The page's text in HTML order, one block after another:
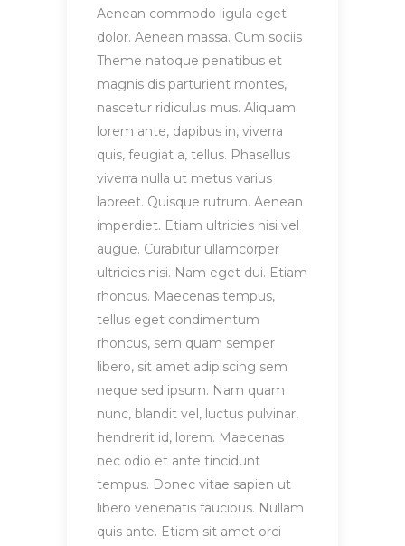
Aenean commodo ligula eget
dolor. Aenean massa. Cum sociis
Theme natoque penatibus et
magnis dis parturient montes,
nascetur ridiculus mus. Aliquam
lorem ante, dapibus in, viverra
quis, feugiat a, tellus. Phasellus
viverra nulla ut metus varius
laoreet. Quisque rutrum. Aenean
imperdiet. Etiam ultricies nisi vel
augue. Curabitur ullamcorper
ultricies nisi. Nam eget dui. Etiam
rhoncus. Maecenas tempus,
tellus eget condimentum
rhoncus, sem quam semper
libero, sit amet adipiscing sem
neque sed ipsum. Nam quam
nunc, blandit vel, luctus pulvinar,
hendrerit id, lorem. Maecenas
nec odio et ante tincidunt
tempus. Donec vitae sapien ut
libero venenatis faucibus. Nullam
quis ante. Etiam sit amet orci